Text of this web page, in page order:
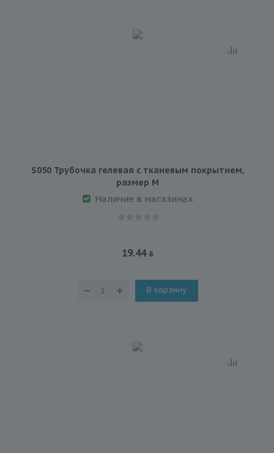
S050 Трубочка гелевая с тканевым покрытием,
размер M
Наличие в магазинах
19.44
В корзину